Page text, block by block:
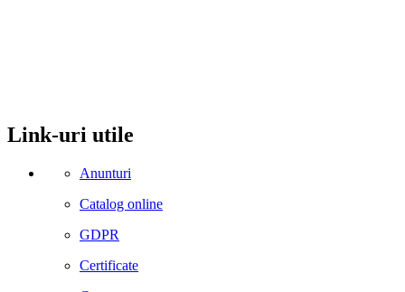
Link-uri utile
Anunturi
Catalog online
GDPR
Certificate